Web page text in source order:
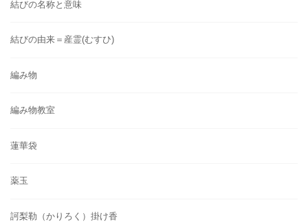
結びの名称と意味
結びの由来＝産霊(むすひ)
編み物
編み物教室
蓮華袋
薬玉
訶梨勒（かりろく）掛け香